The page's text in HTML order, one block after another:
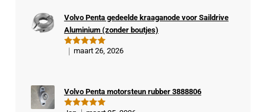
kop
er
Gewaardeer
Volvo Penta gedeelde kraaganode voor Saildrive
Aluminium (zonder boutjes)
maart 26, 2026
Volvo Penta motorsteun rubber 3888806